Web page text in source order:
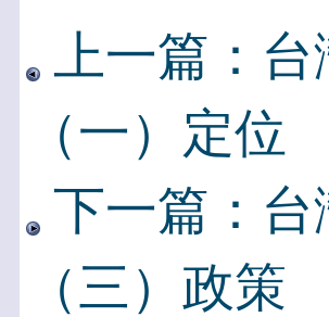
上一篇：
（一）定位
下一篇：
（三）政策